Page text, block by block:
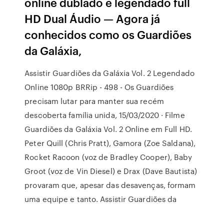
HD Dual Áudio — Agora já
conhecidos como os Guardiões
da Galáxia,
Assistir Guardiões da Galáxia Vol. 2 Legendado
Online 1080p BRRip - 498 - Os Guardiões
precisam lutar para manter sua recém
descoberta família unida, 15/03/2020 · Filme
Guardiões da Galáxia Vol. 2 Online em Full HD.
Peter Quill (Chris Pratt), Gamora (Zoe Saldana),
Rocket Racoon (voz de Bradley Cooper), Baby
Groot (voz de Vin Diesel) e Drax (Dave Bautista)
provaram que, apesar das desavenças, formam
uma equipe e tanto. Assistir Guardiões da